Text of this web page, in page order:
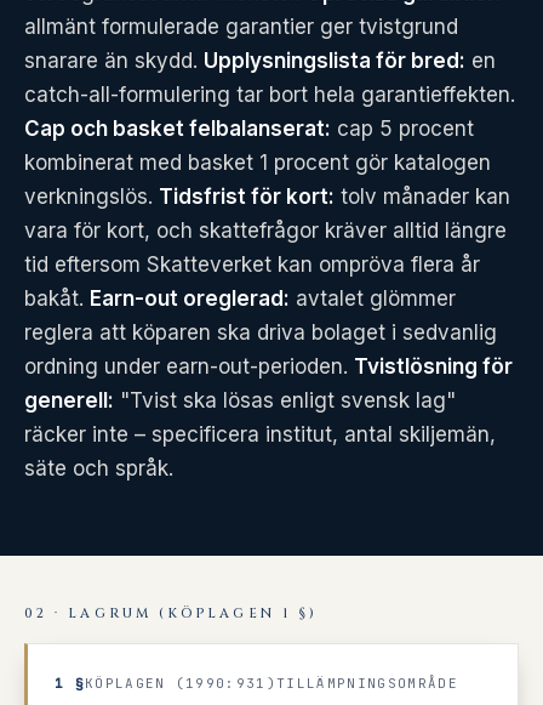
allmänt formulerade garantier ger tvistgrund
snarare än skydd. Upplysningslista för bred: en
catch-all-formulering tar bort hela garantieffekten.
Cap och basket felbalanserat: cap 5 procent
kombinerat med basket 1 procent gör katalogen
verkningslös. Tidsfrist för kort: tolv månader kan
vara för kort, och skattefrågor kräver alltid längre
tid eftersom Skatteverket kan ompröva flera år
bakåt. Earn-out oreglerad: avtalet glömmer
reglera att köparen ska driva bolaget i sedvanlig
ordning under earn-out-perioden. Tvistlösning för
generell: "Tvist ska lösas enligt svensk lag"
räcker inte – specificera institut, antal skiljemän,
säte och språk.
02 · LAGRUM (KÖPLAGEN 1 §)
1 §KÖPLAGEN (1990:931)TILLÄMPNINGSOMRÅDE